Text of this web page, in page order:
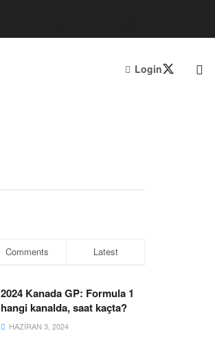
Login
Comments Latest
2024 Kanada GP: Formula 1
hangi kanalda, saat kaçta?
HAZIRAN 3, 2024